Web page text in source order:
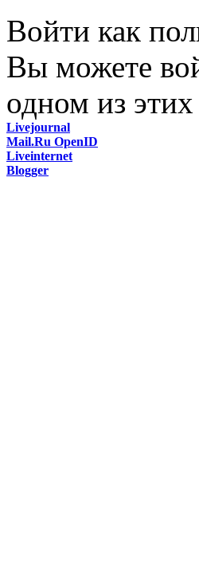
Войти как
Вы можете
одном из этих
Livejournal
Mail.Ru OpenID
Liveinternet
Blogger